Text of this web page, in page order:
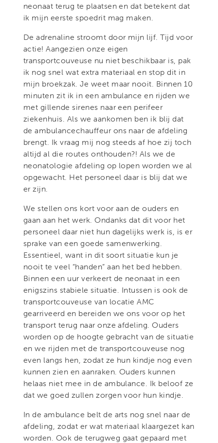
neonaat terug te plaatsen en dat betekent dat
ik mijn eerste spoedrit mag maken.
De adrenaline stroomt door mijn lijf. Tijd voor
actie! Aangezien onze eigen
transportcouveuse nu niet beschikbaar is, pak
ik nog snel wat extra materiaal en stop dit in
mijn broekzak. Je weet maar nooit. Binnen 10
minuten zit ik in een ambulance en rijden we
met gillende sirenes naar een perifeer
ziekenhuis. Als we aankomen ben ik blij dat
de ambulancechauffeur ons naar de afdeling
brengt. Ik vraag mij nog steeds af hoe zij toch
altijd al die routes onthouden?! Als we de
neonatologie afdeling op lopen worden we al
opgewacht. Het personeel daar is blij dat we
er zijn.
We stellen ons kort voor aan de ouders en
gaan aan het werk. Ondanks dat dit voor het
personeel daar niet hun dagelijks werk is, is er
sprake van een goede samenwerking.
Essentieel, want in dit soort situatie kun je
nooit te veel “handen” aan het bed hebben.
Binnen een uur verkeert de neonaat in een
enigszins stabiele situatie. Intussen is ook de
transportcouveuse van locatie AMC
gearriveerd en bereiden we ons voor op het
transport terug naar onze afdeling. Ouders
worden op de hoogte gebracht van de situatie
en we rijden met de transportcouveuse nog
even langs hen, zodat ze hun kindje nog even
kunnen zien en aanraken. Ouders kunnen
helaas niet mee in de ambulance. Ik beloof ze
dat we goed zullen zorgen voor hun kindje.
In de ambulance belt de arts nog snel naar de
afdeling, zodat er wat materiaal klaargezet kan
worden. Ook de terugweg gaat gepaard met